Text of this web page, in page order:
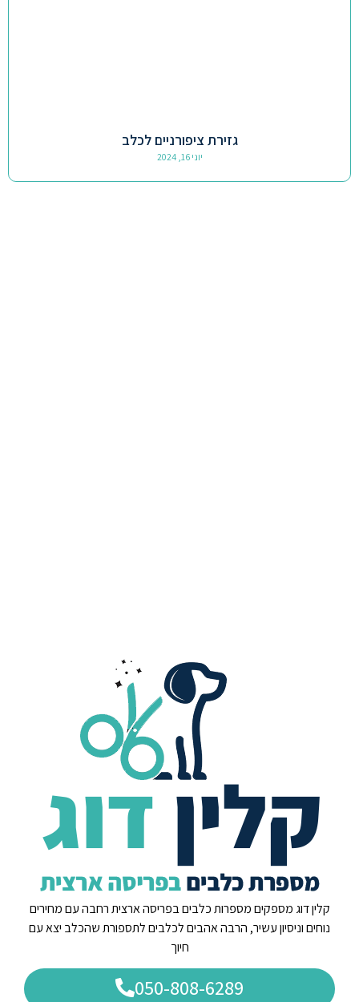
גזירת ציפורניים לכלב
יוני 16, 2024
קלין דוג מספקים מספרות כלבים בפריסה ארצית רחבה עם מחירים
נוחים וניסיון עשיר, הרבה אהבים לכלבים לתספורת שהכלב יצא עם
חיוך
050-808-6289